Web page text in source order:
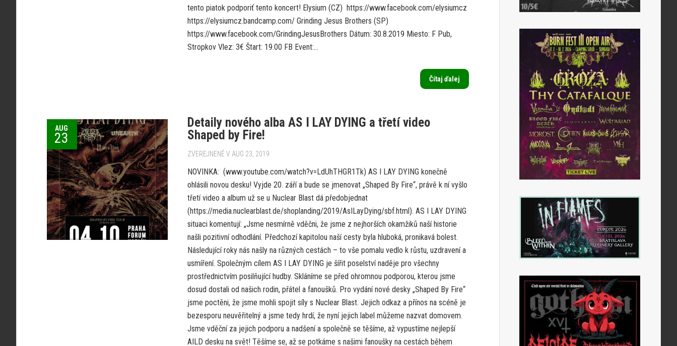
tento piatok podporiť tento koncert! Elysium (CZ) https://www.facebook.com/elysiumcz
https://elysiumcz.bandcamp.com/ Grinding Jesus Brothers (SP)
https://www.facebook.com/GrindingJesusBrothers Dátum: 30.8.2019 Miesto: F Pub,
Stropkov Vlez: 3€ Štart: 19.00 FB Event:...
Čítaj ďalej
AUG
23
Detaily nového alba AS I LAY DYING a třetí video
Shaped by Fire!
ZVEREJNENÉ V AUG 23, 2019
NOVINKA: (www.youtube.com/watch?v=LdUhTHGR1Tk) AS I LAY DYING konečně
ohlásili novou desku! Vyjde 20. září a bude se jmenovat „Shaped By Fire“, právě k ní vyšlo
třetí video a album už se u Nuclear Blast dá předobjednat
(https://media.nuclearblast.de/shoplanding/2019/AsILayDying/sbf.html). AS I LAY DYING
situaci komentují: „Jsme nesmírně vděčni, že jsme z nejhorších okamžiků naší historie
našli pozitivní odhodlání. Předchozí kapitolou naší cesty byla hluboká, pronikavá bolest.
Následující roky nás našly na různých cestách – to vše pomalu vedlo k růstu, uzdravení a
usmíření. Společným cílem AS I LAY DYING je šířit poselství naděje pro všechny
prostřednictvím posilňující hudby. Skláníme se před ohromnou podporou, kterou jsme
dosud dostali od našich rodin, přátel a fanoušků. Pro vydání nové desky „Shaped By Fire“
jsme poctěni, že jsme mohli spojit síly s Nuclear Blast. Jejich odkaz a přínos na scéně je
bezesporu neuvěřitelný a jsme tedy hrdí, že nyní jejich label můžeme nazvat domovem.
Jsme vděční za jejich podporu a nadšení a společně se těšíme, až vypustíme nejlepší
AILD desku na svět! Těšíme se, až se potkáme s našimi fanoušky na cestách během